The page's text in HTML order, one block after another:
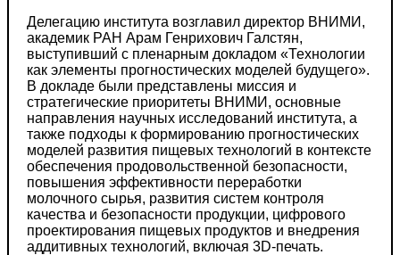
Делегацию института возглавил директор ВНИМИ,
академик РАН Арам Генрихович Галстян,
выступивший с пленарным докладом «Технологии
как элементы прогностических моделей будущего».
В докладе были представлены миссия и
стратегические приоритеты ВНИМИ, основные
направления научных исследований института, а
также подходы к формированию прогностических
моделей развития пищевых технологий в контексте
обеспечения продовольственной безопасности,
повышения эффективности переработки
молочного сырья, развития систем контроля
качества и безопасности продукции, цифрового
проектирования пищевых продуктов и внедрения
аддитивных технологий, включая 3D-печать.